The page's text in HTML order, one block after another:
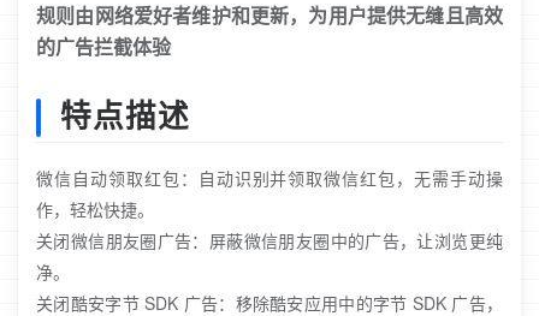
规则由网络爱好者维护和更新，为用户提供无缝且高效
的广告拦截体验
特点描述
微信自动领取红包：自动识别并领取微信红包，无需手动操
作，轻松快捷。
关闭微信朋友圈广告：屏蔽微信朋友圈中的广告，让浏览更纯
净。
关闭酷安字节 SDK 广告：移除酷安应用中的字节 SDK 广告，